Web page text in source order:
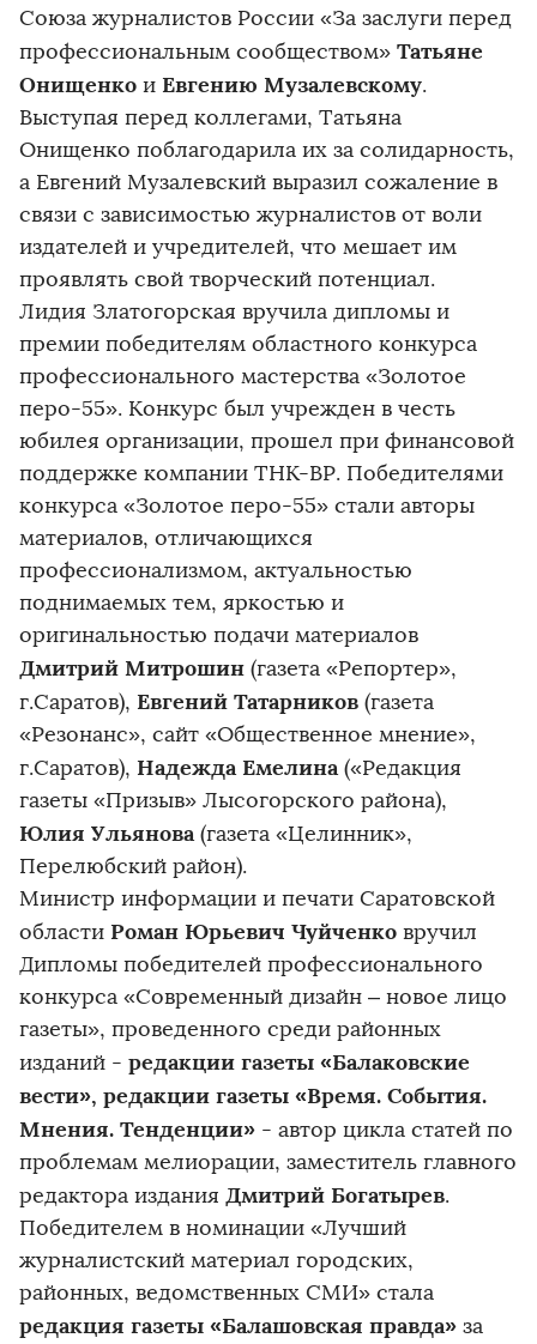
Союза журналистов России «За заслуги перед
профессиональным сообществом» Татьяне
Онищенко и Евгению Музалевскому.
Выступая перед коллегами, Татьяна
Онищенко поблагодарила их за солидарность,
а Евгений Музалевский выразил сожаление в
связи с зависимостью журналистов от воли
издателей и учредителей, что мешает им
проявлять свой творческий потенциал.
Лидия Златогорская вручила дипломы и
премии победителям областного конкурса
профессионального мастерства «Золотое
перо-55». Конкурс был учрежден в честь
юбилея организации, прошел при финансовой
поддержке компании ТНК-ВР. Победителями
конкурса «Золотое перо-55» стали авторы
материалов, отличающихся
профессионализмом, актуальностью
поднимаемых тем, яркостью и
оригинальностью подачи материалов
Дмитрий Митрошин (газета «Репортер»,
г.Саратов), Евгений Татарников (газета
«Резонанс», сайт «Общественное мнение»,
г.Саратов), Надежда Емелина(«Редакция
газеты «Призыв» Лысогорского района),
Юлия Ульянова(газета «Целинник»,
Перелюбский район).
Министр информации и печати Саратовской
области Роман Юрьевич Чуйченко вручил
Дипломы победителей профессионального
конкурса «Современный дизайн – новое лицо
газеты», проведенного среди районных
изданий - редакции газеты «Балаковские
вести», редакции газеты «Время. События.
Мнения. Тенденции» - автор цикла статей по
проблемам мелиорации, заместитель главного
редактора издания Дмитрий Богатырев.
Победителем в номинации «Лучший
журналистский материал городских,
районных, ведомственных СМИ» стала
редакция газеты «Балашовская правда» за